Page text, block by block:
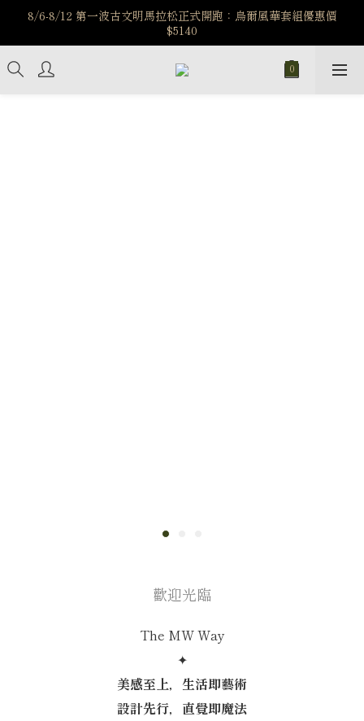
️8/6-8/12 第一波古文明馬拉松正式開跑：烏爾風華套組優惠價
$5140
️8/6-8/12 第一波古文明馬拉松正式開跑：烏爾風華套組優惠價
$5140
7/15-8/25 神秘星象學系列｜獅子座時區 項鍊 X 戒指 X 手鍊 享福
利
歡迎光臨
The MW Way
✦
美感至上，生活即藝術
設計先行，直覺即魔法